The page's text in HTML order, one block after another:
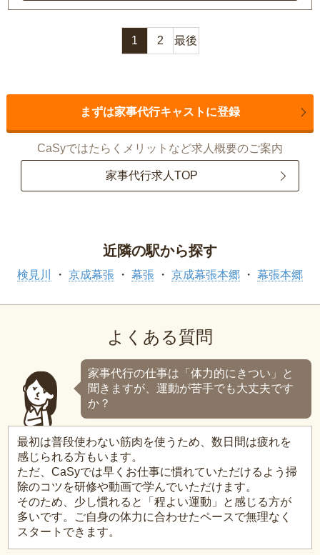
1 2 最後
まずは家事代行キャストに登録
CaSyではたらくメリットなど求人概要のご案内
家事代行求人TOP
近隣の駅から探す
検見川 京成幕張 幕張 京成幕張本郷 幕張本郷
よくある質問
家事代行の仕事は「体力的にきつい」と
聞きますが、運動が苦手でも大丈夫です
か？
最初は普段使わない筋肉を使うため、数日間は疲れを
感じられる方もいます。
ただ、CaSyでは早くお仕事に慣れていただけるよう掃
除のコツを研修や動画で学んでいただけます。
そのため、少し慣れると「程よい運動」と感じる方が
多いです。ご自身の体力に合わせたペースで無理なく
スタートできます。